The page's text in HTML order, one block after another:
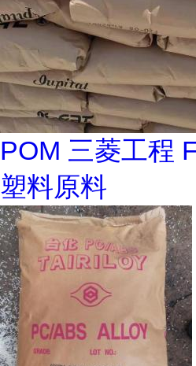
POM 三菱工程
塑料原料